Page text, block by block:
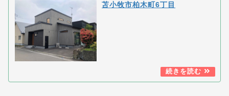
苫小牧市柏木町6丁目